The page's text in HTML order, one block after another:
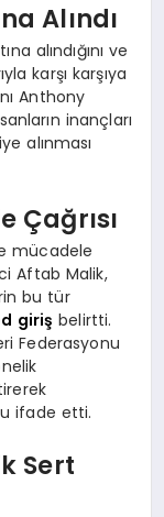
Alındı
alındığını ve
karşı karşıya
Anthony
inançları
alınması
mücadele
Aftab Malik,
bu tür
giriş belirtti.
Federasyonu
ifade etti.
Sert